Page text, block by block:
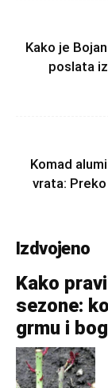
Kako je
poslata
Komad
vrata:
Izdvojeno
Kako
sezone:
grmu i